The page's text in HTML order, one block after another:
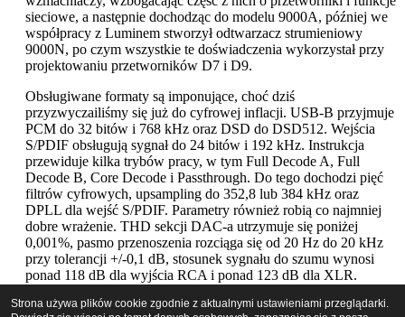
sieciowe, a następnie dochodząc do modelu 9000A, później we
współpracy z Luminem stworzył odtwarzacz strumieniowy
9000N, po czym wszystkie te doświadczenia wykorzystał przy
projektowaniu przetworników D7 i D9.
Obsługiwane formaty są imponujące, choć dziś
przyzwyczailiśmy się już do cyfrowej inflacji. USB-B przyjmuje
PCM do 32 bitów i 768 kHz oraz DSD do DSD512. Wejścia
S/PDIF obsługują sygnał do 24 bitów i 192 kHz. Instrukcja
przewiduje kilka trybów pracy, w tym Full Decode A, Full
Decode B, Core Decode i Passthrough. Do tego dochodzi pięć
filtrów cyfrowych, upsampling do 352,8 lub 384 kHz oraz
DPLL dla wejść S/PDIF. Parametry również robią co najmniej
dobre wrażenie. THD sekcji DAC-a utrzymuje się poniżej
0,001%, pasmo przenoszenia rozciąga się od 20 Hz do 20 kHz
przy tolerancji +/-0,1 dB, stosunek sygnału do szumu wynosi
ponad 118 dB dla wyjścia RCA i ponad 123 dB dla XLR.
uczciwie oddzielić możliwości samego układu ES9038PRO od
Strona używa plików cookie zgodnie z aktualnymi ustawieniami przeglądarki.